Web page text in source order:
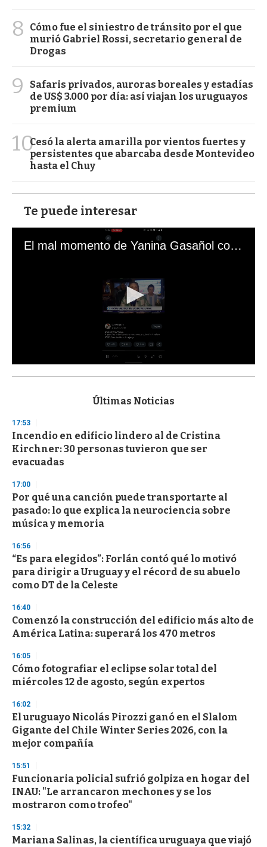
8
Cómo fue el siniestro de tránsito por el que
murió Gabriel Rossi, secretario general de
Drogas
9
Safaris privados, auroras boreales y estadías
de US$ 3.000 por día: así viajan los uruguayos
premium
10Cesó la alerta amarilla por vientos fuertes y
persistentes que abarcaba desde Montevideo
hasta el Chuy
Te puede interesar
El mal momento de Yanina Gasañol con un hincha argentino en "Subrayado"
s
d
s
o
f
3
s
e
c
o
n
Últimas Noticias
17:53
Incendio en edificio lindero al de Cristina
Kirchner: 30 personas tuvieron que ser
evacuadas
17:00
Por qué una canción puede transportarte al
pasado: lo que explica la neurociencia sobre
música y memoria
16:56
“Es para elegidos”: Forlán contó qué lo motivó
para dirigir a Uruguay y el récord de su abuelo
como DT de la Celeste
16:40
Comenzó la construcción del edificio más alto de
América Latina: superará los 470 metros
16:05
Cómo fotografiar el eclipse solar total del
miércoles 12 de agosto, según expertos
16:02
El uruguayo Nicolás Pirozzi ganó en el Slalom
Gigante del Chile Winter Series 2026, con la
mejor compañía
15:51
Funcionaria policial sufrió golpiza en hogar del
INAU: "Le arrancaron mechones y se los
mostraron como trofeo"
15:32
Mariana Salinas, la científica uruguaya que viajó